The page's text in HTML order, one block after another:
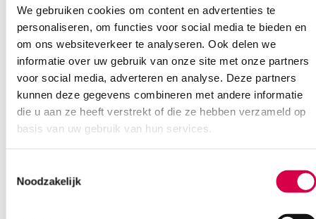
We gebruiken cookies om content en advertenties te
personaliseren, om functies voor social media te bieden en
om ons websiteverkeer te analyseren. Ook delen we
informatie over uw gebruik van onze site met onze partners
voor social media, adverteren en analyse. Deze partners
kunnen deze gegevens combineren met andere informatie
die u aan ze heeft verstrekt of die ze hebben verzameld op
basis van uw gebruik van hun services.
Noodzakelijk
Ook interessant